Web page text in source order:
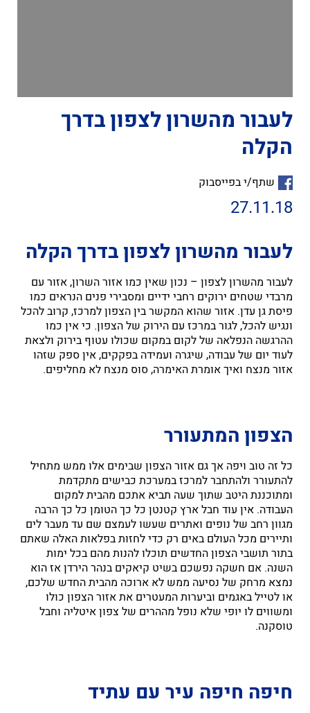
לעבור מהשרון לצפון בדרך
הקלה
שתף/י בפייסבוק
27.11.18
לעבור מהשרון לצפון בדרך הקלה
לעבור מהשרון לצפון – נכון שאין כמו אזור השרון, אזור עם
מרבדי שטחים ירוקים רחבי ידיים ומסבירי פנים הנראים כמו
פיסת גן עדן. אזור שהוא המקשר בין הצפון למרכז, קרוב להכל
ונגיש להכל, לגור במרכז עם הירוק של הצפון. כי אין כמו
ההרגשה הנפלאה של לקום במקום שכולו עטוף בירוק ולצאת
לעוד יום של עבודה, שיגרה ועמידה בפקקים, אין ספק שזהו
אזור מנצח ואיך אומרת האימרה, סוס מנצח לא מחליפים.
הצפון המתעורר
כל זה טוב ויפה אך גם אזור הצפון שבימים אלו ממש מתחיל
להתעורר ולהתחבר למרכז במערכת כבישים מתקדמת
ומתוכננת היטב שתוך שעה תביא אתכם מהבית למקום
העבודה. אין עוד חבל ארץ קטנטן כל כך הטומן כל כך הרבה
מגוון רחב של נופים ואתרים שעשו לעמצם שם עד מעבר לים
ותיירים מכל העולם באים רק כדי לחזות בפלאות האלה שאתם
בתור תושבי הצפון החדשים תוכלו להנות מהם בכל ימות
השנה. אם חשקה נפשכם בשיט קיאקים בנהר הירדן אז הוא
נמצא מרחק של נסיעה ממש לא ארוכה מהבית החדש שלכם,
או לטייל באגמים וביערות המעטרים את אזור הצפון כולו
ומשווים לו יופי שלא נופל מההרים של צפון איטליה וחבל
טוסקנה.
חיפה חיפה עיר עם עתיד